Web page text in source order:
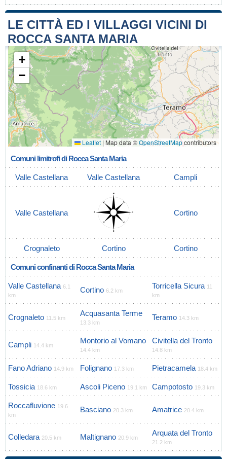
LE CITTÀ ED I VILLAGGI VICINI DI
ROCCA SANTA MARIA
+
−
Leaflet | Map data ©OpenStreetMapcontributors
Comuni limitrofi di Rocca Santa Maria
Valle Castellana Valle Castellana Campli
Valle Castellana Cortino
Crognaleto Cortino Cortino
Comuni confinanti di Rocca Santa Maria
Valle Castellana 6.1
km
Cortino 6.2 km
Torricella Sicura 11
km
Crognaleto 11.5 km
Acquasanta Terme
13.3 km
Teramo 14.3 km
Campli 14.4 km
Montorio al Vomano
14.4 km
Civitella del Tronto
14.8 km
Fano Adriano 14.9 km Folignano 17.3 km Pietracamela 18.4 km
Tossicia 18.6 km Ascoli Piceno 19.1 km Campotosto 19.3 km
Roccafluvione 19.6
km
Basciano 20.3 km Amatrice 20.4 km
Colledara 20.5 km Maltignano 20.9 km
Arquata del Tronto
21.2 km